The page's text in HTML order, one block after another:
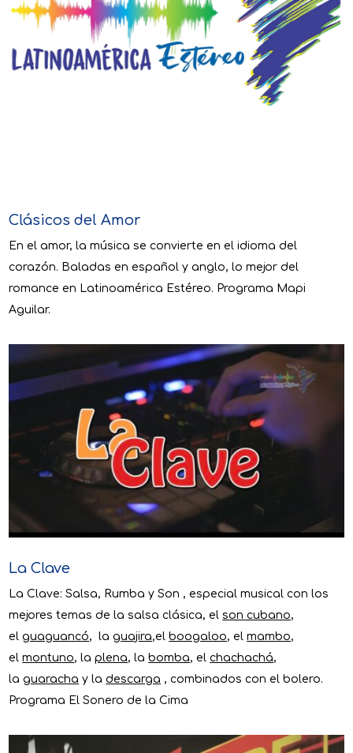
Clásicos del Amor
En el amor, la música se convierte en el idioma del
corazón. Baladas en español y anglo, lo mejor del
romance en Latinoamérica Estéreo. Programa Mapi
Aguilar.
La Clave
La Clave: Salsa, Rumba y Son , especial musical con los
mejores temas de la salsa clásica, el son cubano,
elguaguancó, laguajira,elboogaloo, elmambo,
elmontuno, laplena, labomba, elchachachá,
laguaracha y ladescarga , combinados con el bolero.
Programa El Sonero de la Cima